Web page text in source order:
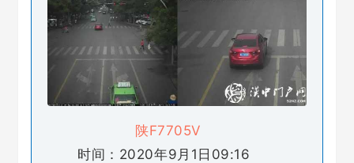
陕F7705V
时间：2020年9月1日09:16